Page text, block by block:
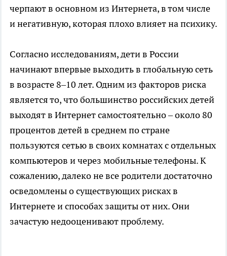
черпают в основном из Интернета, в том числе
и негативную, которая плохо влияет на психику.
Согласно исследованиям, дети в России
начинают впервые выходить в глобальную сеть
в возрасте 8–10 лет. Одним из факторов риска
является то, что большинство российских детей
выходят в Интернет самостоятельно – около 80
процентов детей в среднем по стране
пользуются сетью в своих комнатах с отдельных
компьютеров и через мобильные телефоны. К
сожалению, далеко не все родители достаточно
осведомлены о существующих рисках в
Интернете и способах защиты от них. Они
зачастую недооценивают проблему.